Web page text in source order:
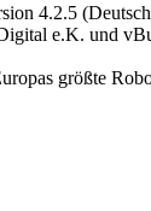
4.2.5
e.K. und
größte